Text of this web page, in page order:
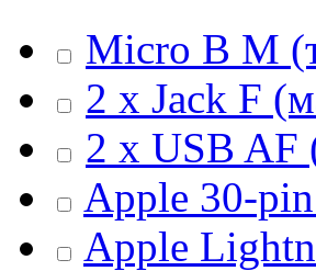
Micro B M
2 x Jack F
2 x USB AF
Apple 30-
Apple